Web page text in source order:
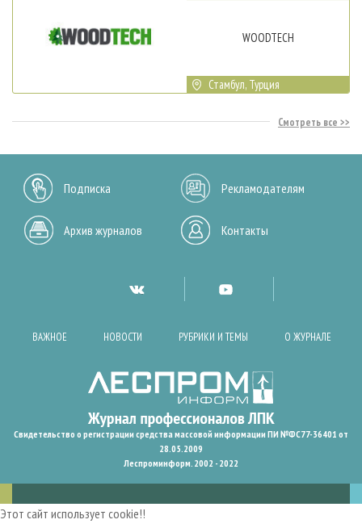
WOODTECH
Стамбул, Турция
Смотреть все
Подписка Рекламодателям
Архив журналов Контакты
ВАЖНОЕ НОВОСТИ РУБРИКИ И ТЕМЫ О ЖУРНАЛЕ
Свидетельство о регистрации средства массовой информации ПИ №ФС77-36401 от
28.05.2009
Леспроминформ. 2002 - 2022
Этот сайт использует cookie!!